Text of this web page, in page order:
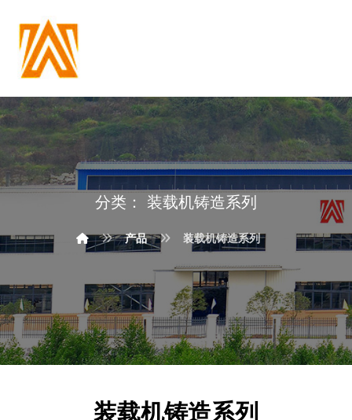
分类： 装载机铸造系列
产品 装载机铸造系列
装载机铸造系列